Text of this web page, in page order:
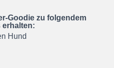
Goodie zu folgendem
erhalten:
Hund